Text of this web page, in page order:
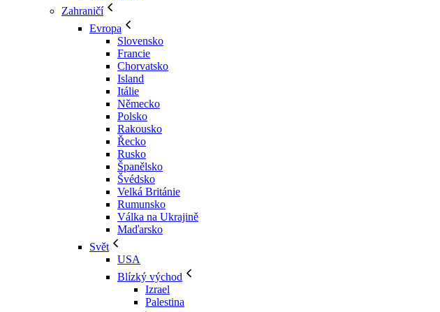
Zahraničí
Evropa
Slovensko
Francie
Chorvatsko
Island
Itálie
Německo
Polsko
Rakousko
Řecko
Rusko
Španělsko
Švédsko
Velká Británie
Rumunsko
Válka na Ukrajině
Maďarsko
Svět
USA
Blízký východ
Izrael
Palestina